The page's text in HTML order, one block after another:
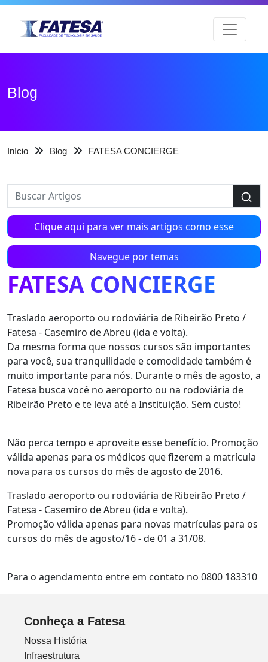
Blog
Início Blog FATESA CONCIERGE
Clique aqui para ver mais artigos como esse
Navegue por temas
FATESA CONCIERGE
Traslado aeroporto ou rodoviária de Ribeirão Preto /
Fatesa - Casemiro de Abreu (ida e volta).
Da mesma forma que nossos cursos são importantes
para você, sua tranquilidade e comodidade também é
muito importante para nós. Durante o mês de agosto, a
Fatesa busca você no aeroporto ou na rodoviária de
Ribeirão Preto e te leva até a Instituição. Sem custo!
Não perca tempo e aproveite esse benefício. Promoção
válida apenas para os médicos que fizerem a matrícula
nova para os cursos do mês de agosto de 2016.
Traslado aeroporto ou rodoviária de Ribeirão Preto /
Fatesa - Casemiro de Abreu (ida e volta).
Promoção válida apenas para novas matrículas para os
cursos do mês de agosto/16 - de 01 a 31/08.
Para o agendamento entre em contato no 0800 183310
Conheça a Fatesa
Nossa História
Infraestrutura